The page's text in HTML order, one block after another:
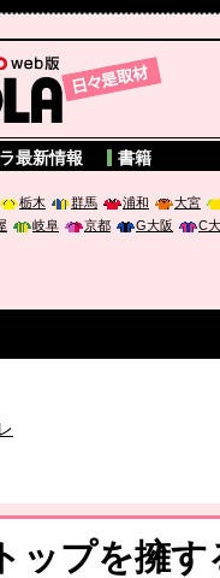
最新情報 書籍
栃木 群馬 浦和
大宮
岐阜 京都 G大阪
C
ップを擁